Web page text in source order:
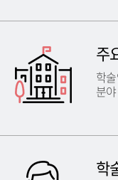
주
학
분
학